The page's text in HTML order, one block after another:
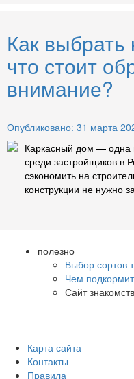
Как
что стоит
внимание?
Опубликовано: 31 марта
Каркасный дом — одна
среди застройщиков в
сэкономить на
конструкции не нужно
полезно
Выбор сортов
Чем
Сайт знакомств
Карта сайта
Контакты
Правила